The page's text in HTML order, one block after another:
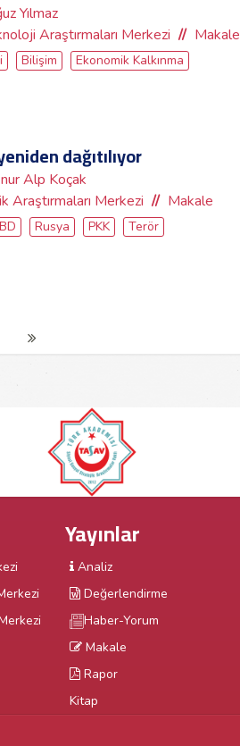
Yılmaz
Araştırmaları Merkezi
Makale
Bilişim
Ekonomik Kalkınma
dağıtılıyor
Alp Koçak
Araştırmaları Merkezi
Makale
Rusya PKK Terör
Yayınlar
Analiz
Değerlendirme
Haber-Yorum
Makale
Rapor
Kitap